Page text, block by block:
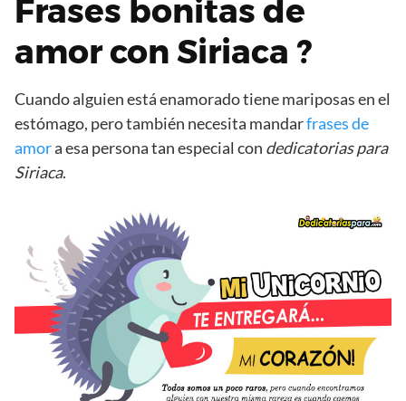
Frases bonitas de
amor con Siriaca ?
Cuando alguien está enamorado tiene mariposas en el
estómago, pero también necesita mandarfrases de
amora esa persona tan especial con dedicatorias para
Siriaca.